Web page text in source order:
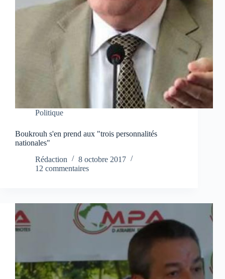
Politique
Boukrouh s'en prend aux "trois personnalités
nationales"
Rédaction
8 octobre 2017
12 commentaires